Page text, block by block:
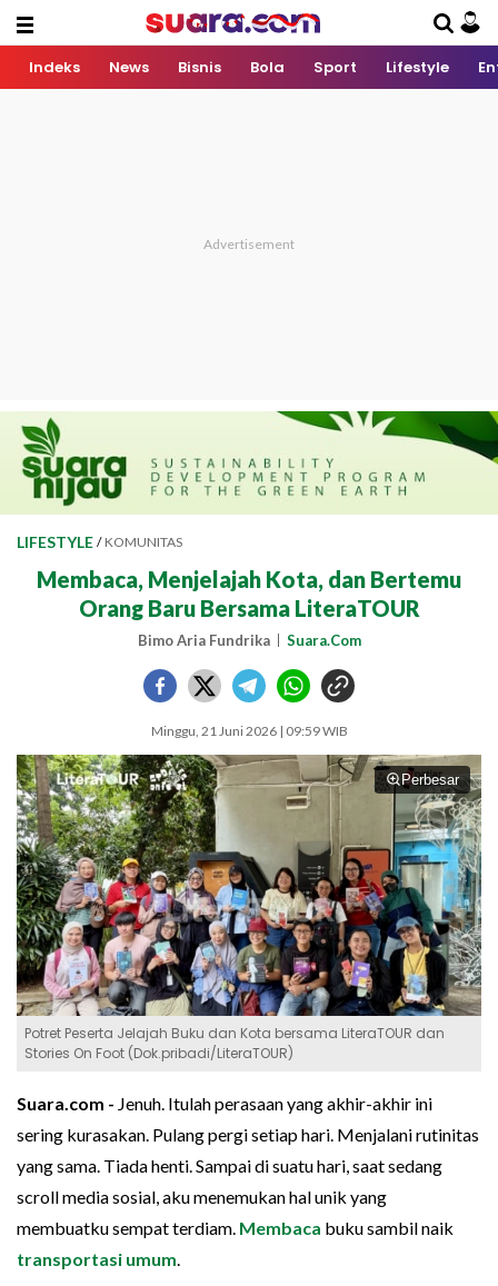
Indeks News Bisnis Bola Sport Lifestyle
LIFESTYLE / KOMUNITAS
Membaca, Menjelajah Kota, dan Bertemu
Orang Baru Bersama LiteraTOUR
Bimo Aria Fundrika Suara.Com
Minggu, 21 Juni 2026 | 09:59 WIB
Perbesar
Potret Peserta Jelajah Buku dan Kota bersama LiteraTOUR dan
Stories On Foot (Dok.pribadi/LiteraTOUR)
Suara.com - Jenuh. Itulah perasaan yang akhir-akhir ini
sering kurasakan. Pulang pergi setiap hari. Menjalani rutinitas
yang sama. Tiada henti. Sampai di suatu hari, saat sedang
scroll media sosial, aku menemukan hal unik yang
membuatku sempat terdiam. Membaca buku sambil naik
transportasi umum